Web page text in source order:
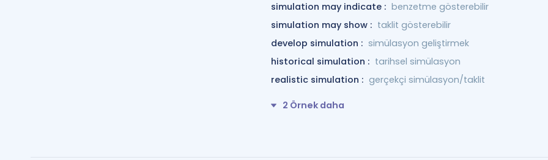
simulation may indicate : benzetme gösterebilir
simulation may show : taklit gösterebilir
develop simulation : simülasyon geliştirmek
historical simulation : tarihsel simülasyon
realistic simulation : gerçekçi simülasyon/taklit
2 Örnek daha